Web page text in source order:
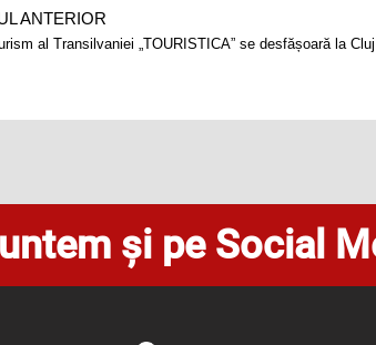
ANTERIOR
al Transilvaniei „TOURISTICA” se desfășoară la Cluj
și pe Social